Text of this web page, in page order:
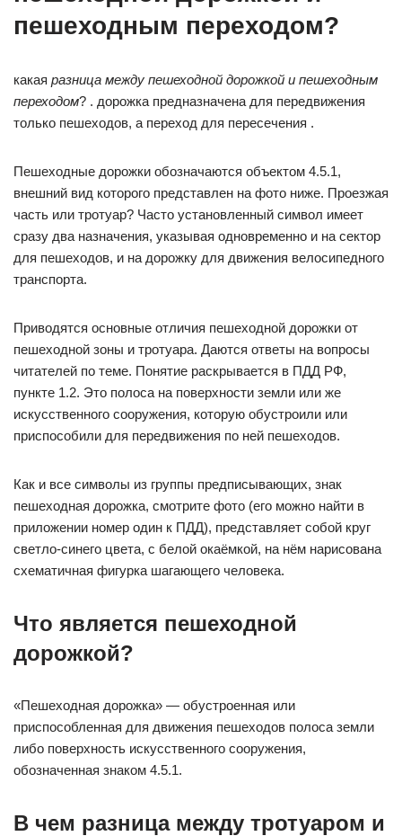
пешеходным переходом?
какая разница между пешеходной дорожкой и пешеходным
переходом? . дорожка предназначена для передвижения
только пешеходов, а переход для пересечения .
Пешеходные дорожки обозначаются объектом 4.5.1,
внешний вид которого представлен на фото ниже. Проезжая
часть или тротуар? Часто установленный символ имеет
сразу два назначения, указывая одновременно и на сектор
для пешеходов, и на дорожку для движения велосипедного
транспорта.
Приводятся основные отличия пешеходной дорожки от
пешеходной зоны и тротуара. Даются ответы на вопросы
читателей по теме. Понятие раскрывается в ПДД РФ,
пункте 1.2. Это полоса на поверхности земли или же
искусственного сооружения, которую обустроили или
приспособили для передвижения по ней пешеходов.
Как и все символы из группы предписывающих, знак
пешеходная дорожка, смотрите фото (его можно найти в
приложении номер один к ПДД), представляет собой круг
светло-синего цвета, с белой окаёмкой, на нём нарисована
схематичная фигурка шагающего человека.
Что является пешеходной
дорожкой?
«Пешеходная дорожка» — обустроенная или
приспособленная для движения пешеходов полоса земли
либо поверхность искусственного сооружения,
обозначенная знаком 4.5.1.
В чем разница между тротуаром и